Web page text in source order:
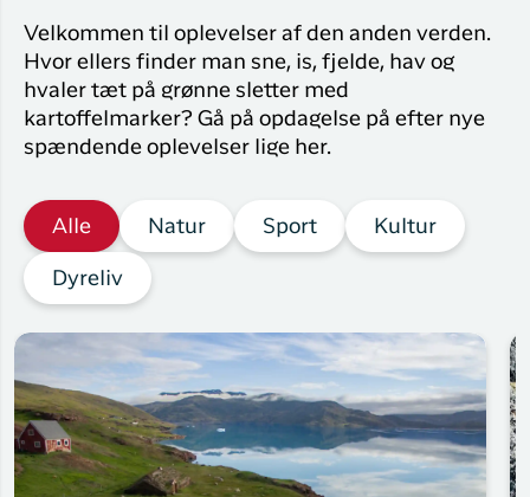
Velkommen til oplevelser af den anden verden.
Hvor ellers finder man sne, is, fjelde, hav og
hvaler tæt på grønne sletter med
kartoffelmarker? Gå på opdagelse på efter nye
spændende oplevelser lige her.
Alle Natur Sport Kultur
Dyreliv